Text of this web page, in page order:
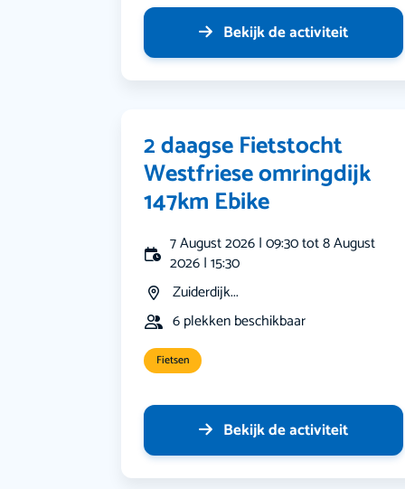
Bekijk de activiteit
2 daagse Fietstocht
Westfriese omringdijk
147km Ebike
7 August 2026 | 09:30 tot 8 August
2026 | 15:30
Zuiderdijk...
6 plekken beschikbaar
Fietsen
Bekijk de activiteit